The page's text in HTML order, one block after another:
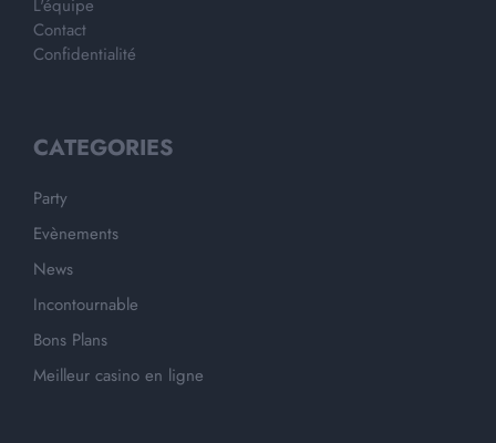
L'équipe
Contact
Confidentialité
CATEGORIES
Party
Evènements
News
Incontournable
Bons Plans
Meilleur casino en ligne